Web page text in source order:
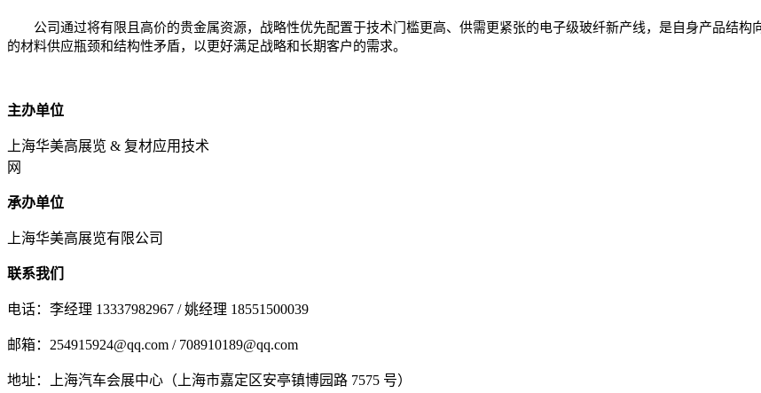
公司通过将有限且高价的贵金属资源，战略性优先配置于技术门槛更高、供需更紧张的电子级玻纤新产线，是自身产品结构
的材料供应瓶颈和结构性矛盾，以更好满足战略和长期客户的需求。
主办单位
上海华美高展览 & 复材应用技术
网
承办单位
上海华美高展览有限公司
联系我们
电话：李经理 13337982967 / 姚经理 18551500039
邮箱：254915924@qq.com / 708910189@qq.com
地址：上海汽车会展中心（上海市嘉定区安亭镇博园路 7575 号）